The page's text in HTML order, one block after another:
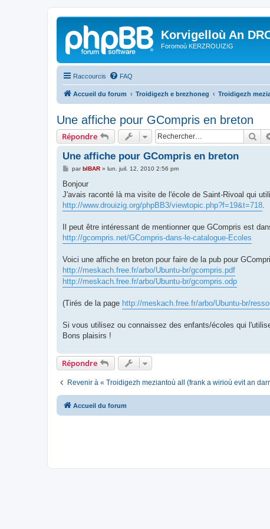
Korvigelloù An
Foromoù KERZROUIZIG
Raccourcis FAQ
Accueil du forum Troidigezh e brezhoneg Troidigezh
Une affiche pour GCompris en breton
Répondre
Une affiche pour GCompris en breton
M
s
a
g
e
parbIBAR» lun. juil. 12, 2010 2:56 pm
Bonjour
J'avais raconté là ma visite de l'école de Saint-Rivoal qui
http://www.drouizig.org/phpBB3/viewtopic.php?f=19&t=718
Il peut être intéressant de mentionner que GCompris est
http://gcompris.net/GCompris-dans-le-catalogue-Ecoles
Voici une affiche en breton pour faire de la pub pour
http://meskach.free.fr/arbo/Ubuntu-br/gcompris.pdf
http://meskach.free.fr/arbo/Ubuntu-br/gcompris.odp
(Tirés de la page http://meskach.free.fr/arbo/Ubuntu-br/
Si vous utilisez ou connaissez des enfants/écoles qui
Bons plaisirs !
Répondre
Revenir à « Troidigezh meziantoù all (frank a wirioù evit an
Accueil du forum